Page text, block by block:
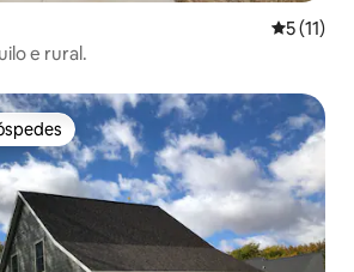
5 de uma
5 (11)
e rural.
dos hóspedes